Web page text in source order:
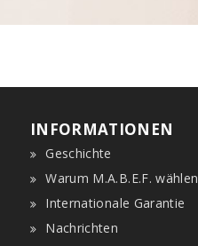
INFORMATIONEN
Geschichte
Warum M.A.B.E.F. wählen
Internationale Garantie
Nachrichten